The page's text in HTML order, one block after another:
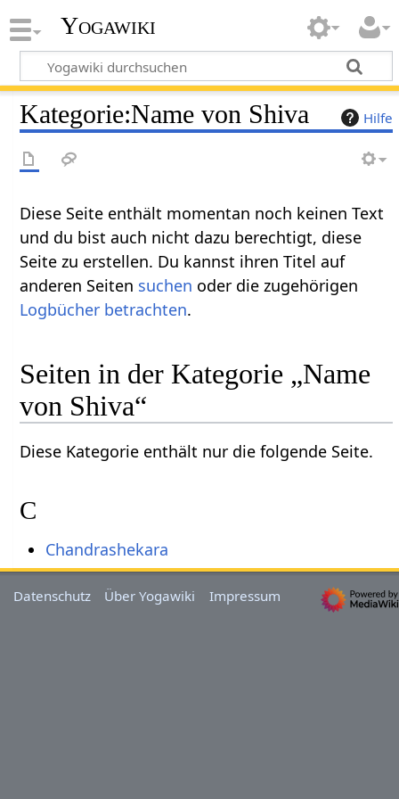
Yogawiki
Hilfe
Kategorie:Name von Shiva
Diese Seite enthält momentan noch keinen Text
und du bist auch nicht dazu berechtigt, diese
Seite zu erstellen. Du kannst ihren Titel auf
anderen Seiten suchen oder die zugehörigen
Logbücher betrachten.
Seiten in der Kategorie „Name
von Shiva“
Diese Kategorie enthält nur die folgende Seite.
C
Chandrashekara
Datenschutz Über Yogawiki Impressum